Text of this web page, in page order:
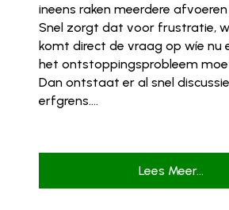
ineens raken meerdere
Snel zorgt dat voor frustratie,
komt direct de vraag op wíe nu
het ontstoppingsprobleem
Dan ontstaat er al snel
erfgrens....
Lees Meer...